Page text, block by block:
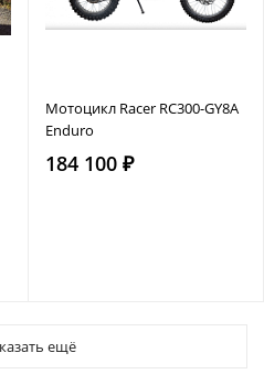
Мотоцикл Racer RC300-GY8A
Enduro
184 100 ₽
ещё